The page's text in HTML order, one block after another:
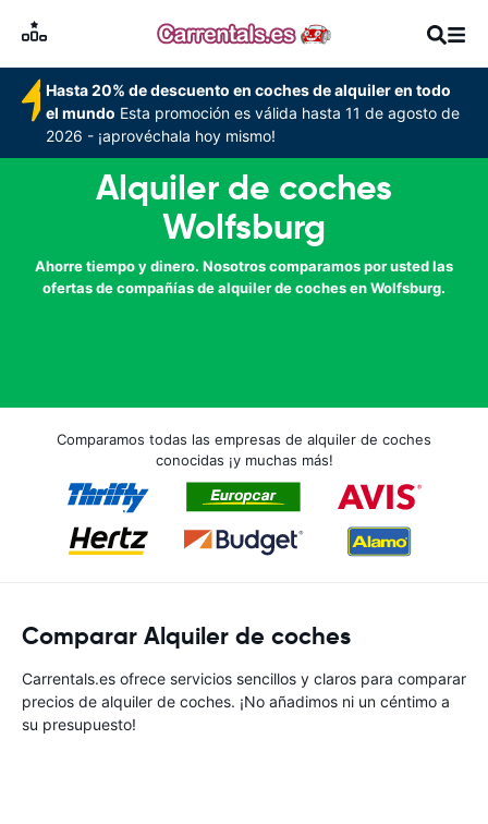
Hasta 20% de descuento en coches de alquiler en todo
el mundo Esta promoción es válida hasta 11 de agosto de
2026 - ¡aprovéchala hoy mismo!
Alquiler de coches
Wolfsburg
Ahorre tiempo y dinero. Nosotros comparamos por usted las
ofertas de compañías de alquiler de coches en Wolfsburg.
Comparamos todas las empresas de alquiler de coches
conocidas ¡y muchas más!
Comparar Alquiler de coches
Carrentals.es ofrece servicios sencillos y claros para comparar
precios de alquiler de coches. ¡No añadimos ni un céntimo a
su presupuesto!